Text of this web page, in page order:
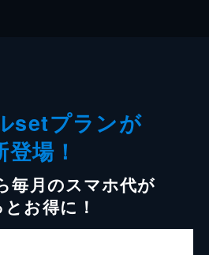
setプランが
登場！
毎月のスマホ代が
お得に！